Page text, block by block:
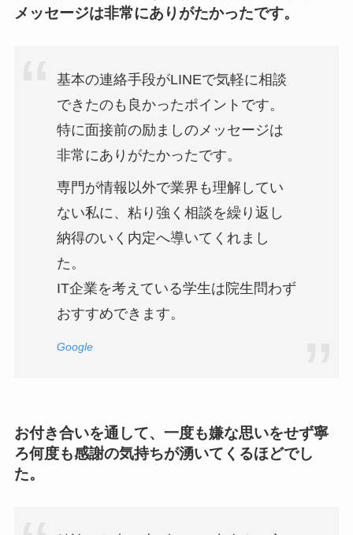
メッセージは非常にありがたかったです。
基本の連絡手段がLINEで気軽に相談
できたのも良かったポイントです。
特に面接前の励ましのメッセージは
非常にありがたかったです。
専門が情報以外で業界も理解してい
ない私に、粘り強く相談を繰り返し
納得のいく内定へ導いてくれまし
た。
IT企業を考えている学生は院生問わず
おすすめできます。
Google
お付き合いを通して、一度も嫌な思いをせず寧
ろ何度も感謝の気持ちが湧いてくるほどでし
た。